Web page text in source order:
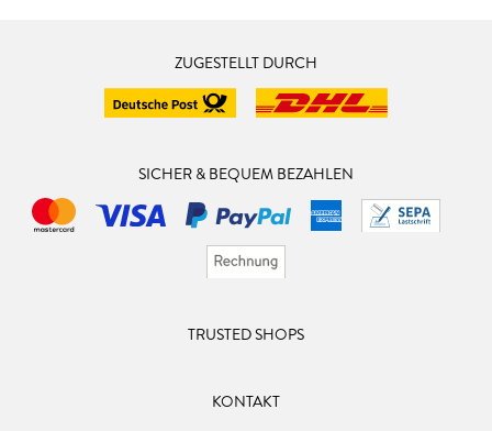
ZUGESTELLT DURCH
SICHER & BEQUEM BEZAHLEN
TRUSTED SHOPS
KONTAKT